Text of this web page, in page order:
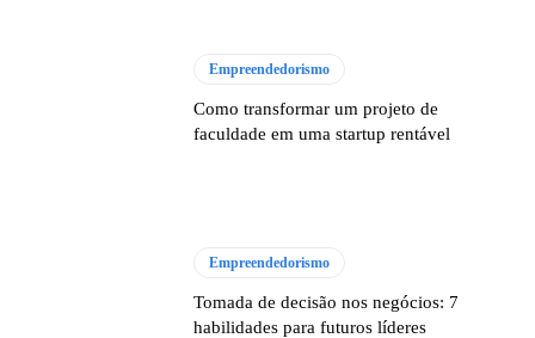
Empreendedorismo
Como transformar um projeto de
faculdade em uma startup rentável
Empreendedorismo
Tomada de decisão nos negócios: 7
habilidades para futuros líderes